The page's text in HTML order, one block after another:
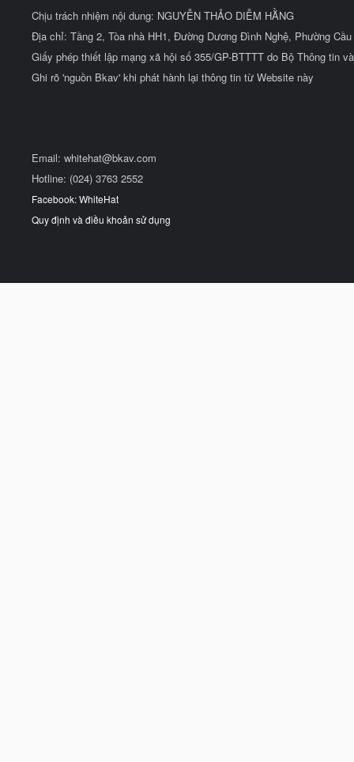
Chịu trách nhiệm nội dung: NGUYỄN THẢO DIỄM HẰNG
Địa chỉ: Tầng 2, Tòa nhà HH1, Đường Dương Đình Nghệ, Phường
Giấy phép thiết lập mạng xã hội số 355/GP-BTTTT do Bộ Thông tin
Ghi rõ 'nguồn Bkav' khi phát hành lại thông tin từ Website này
Email: whitehat@bkav.com
Hotline: (024) 3763 2552
Facebook: WhiteHat
Quy định và điều khoản sử dụng